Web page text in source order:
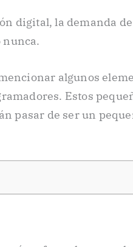
digital, la demanda
nunca.
algunos
Estos
pasar de ser un